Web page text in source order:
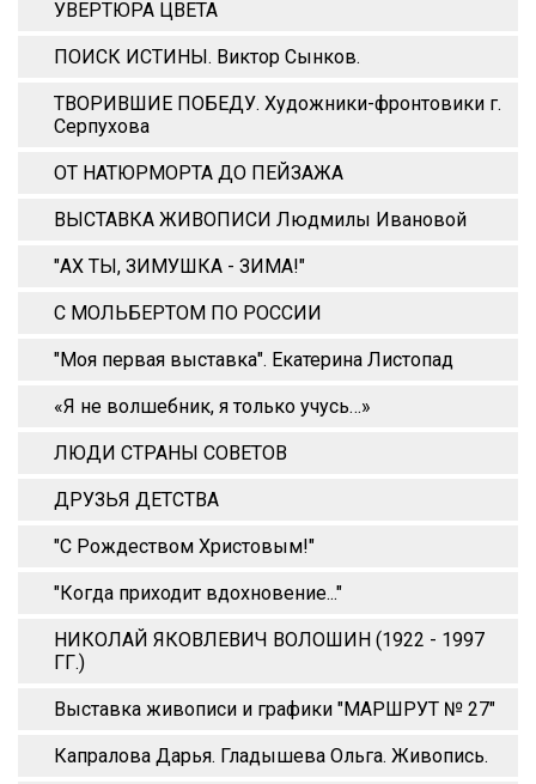
УВЕРТЮРА ЦВЕТА
ПОИСК ИСТИНЫ. Виктор Сынков.
ТВОРИВШИЕ ПОБЕДУ. Художники-фронтовики г.
Серпухова
ОТ НАТЮРМОРТА ДО ПЕЙЗАЖА
ВЫСТАВКА ЖИВОПИСИ Людмилы Ивановой
"АХ ТЫ, ЗИМУШКА - ЗИМА!"
С МОЛЬБЕРТОМ ПО РОССИИ
"Моя первая выставка". Екатерина Листопад
«Я не волшебник, я только учусь…»
ЛЮДИ СТРАНЫ СОВЕТОВ
ДРУЗЬЯ ДЕТСТВА
"С Рождеством Христовым!"
"Когда приходит вдохновение..."
НИКОЛАЙ ЯКОВЛЕВИЧ ВОЛОШИН (1922 - 1997
ГГ.)
Выставка живописи и графики "МАРШРУТ № 27"
Капралова Дарья. Гладышева Ольга. Живопись.